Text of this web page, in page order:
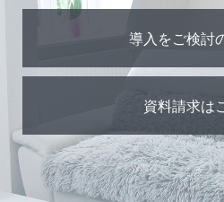
導入をご検討
資料請求は